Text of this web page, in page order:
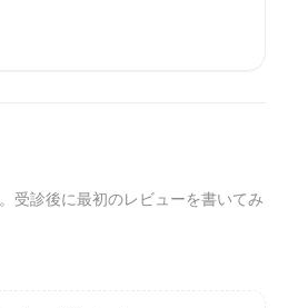
受診後に最初のレビューを書いてみ